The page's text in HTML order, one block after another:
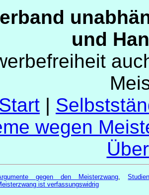
und
Start |
wegen
gegen den Meisterzwang ,
ist verfassungswidrig